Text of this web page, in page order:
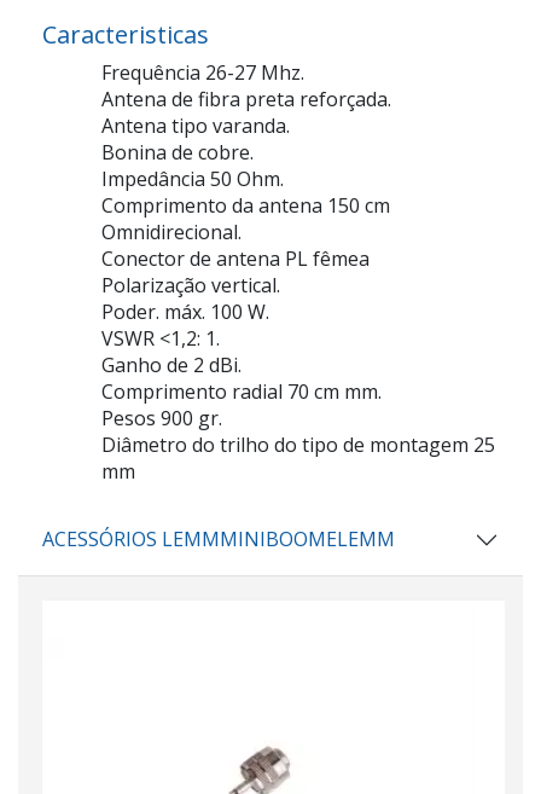
Caracteristicas
Frequência 26-27 Mhz.
Antena de fibra preta reforçada.
Antena tipo varanda.
Bonina de cobre.
Impedância 50 Ohm.
Comprimento da antena 150 cm
Omnidirecional.
Conector de antena PL fêmea
Polarização vertical.
Poder. máx. 100 W.
VSWR <1,2: 1.
Ganho de 2 dBi.
Comprimento radial 70 cm mm.
Pesos 900 gr.
Diâmetro do trilho do tipo de montagem 25
mm
ACESSÓRIOS LEMMMINIBOOMELEMM